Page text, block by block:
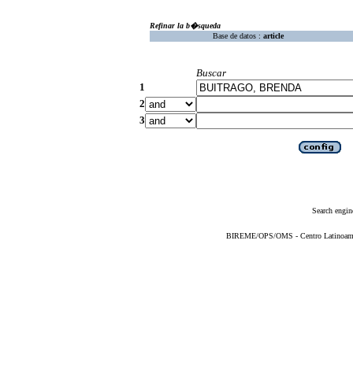
Refinar la b�squeda
Base de datos : article
Buscar
1
2
3
Search
BIREME/OPS/OMS - Centro